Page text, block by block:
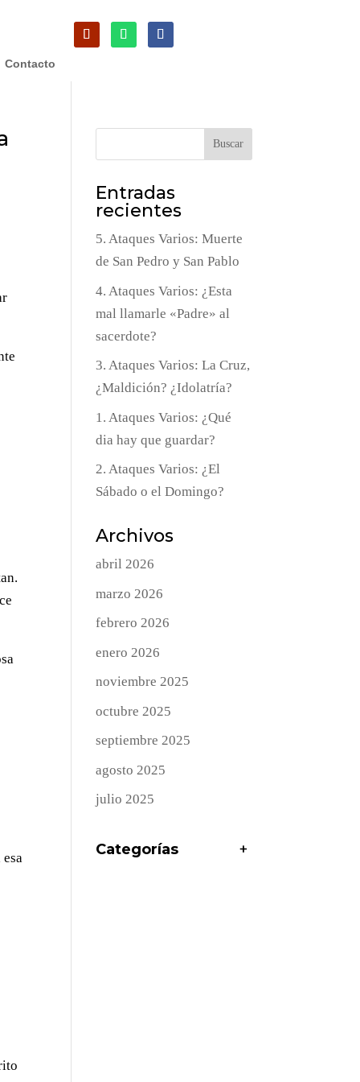
Contacto
Buscar
Entradas
recientes
5. Ataques Varios: Muerte
de San Pedro y San Pablo
4. Ataques Varios: ¿Esta
mal llamarle «Padre» al
sacerdote?
3. Ataques Varios: La Cruz,
¿Maldición? ¿Idolatría?
1. Ataques Varios: ¿Qué
dia hay que guardar?
2. Ataques Varios: ¿El
Sábado o el Domingo?
Archivos
abril 2026
marzo 2026
febrero 2026
enero 2026
noviembre 2025
octubre 2025
septiembre 2025
agosto 2025
julio 2025
Categorías +